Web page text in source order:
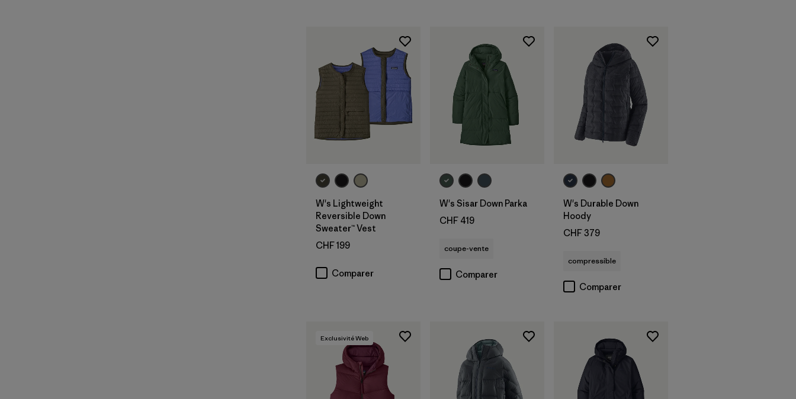
W's Lightweight
Reversible Down
Sweater™ Vest
CHF 199
Comparer
W's Sisar Down Parka
CHF 419
coupe-vente
Comparer
W's Durable Down
Hoody
CHF 379
compressible
Comparer
Exclusivité Web